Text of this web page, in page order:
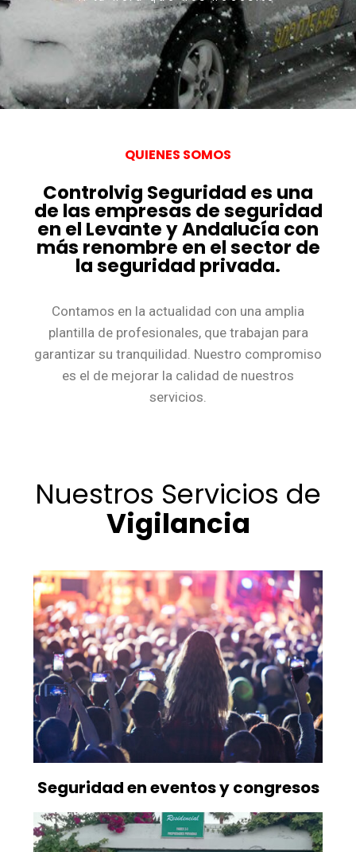
QUIENES SOMOS
Controlvig Seguridad es una
de las empresas de seguridad
en el Levante y Andalucía con
más renombre en el sector de
la seguridad privada.
Contamos en la actualidad con una amplia
plantilla de profesionales, que trabajan para
garantizar su tranquilidad. Nuestro compromiso
es el de mejorar la calidad de nuestros
servicios.
Nuestros Servicios de
Vigilancia
Seguridad en eventos y congresos